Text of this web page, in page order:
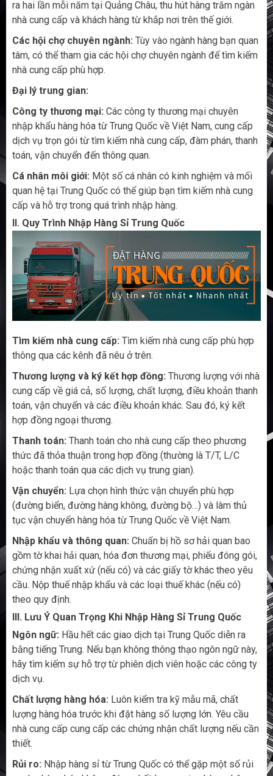
ra hai lần mỗi năm tại Quảng Châu, thu hút hàng trăm ngàn
nhà cung cấp và khách hàng từ khắp nơi trên thế giới.
Các hội chợ chuyên ngành: Tùy vào ngành hàng bạn quan
tâm, có thể tham gia các hội chợ chuyên ngành để tìm kiếm
nhà cung cấp phù hợp.
Đại lý trung gian:
Công ty thương mại: Các công ty thương mại chuyên
nhập khẩu hàng hóa từ Trung Quốc về Việt Nam, cung cấp
dịch vụ trọn gói từ tìm kiếm nhà cung cấp, đàm phán, thanh
toán, vận chuyển đến thông quan.
Cá nhân môi giới: Một số cá nhân có kinh nghiệm và mối
quan hệ tại Trung Quốc có thể giúp bạn tìm kiếm nhà cung
cấp và hỗ trợ trong quá trình nhập hàng.
II. Quy Trình Nhập Hàng Sỉ Trung Quốc
Tìm kiếm nhà cung cấp: Tìm kiếm nhà cung cấp phù hợp
thông qua các kênh đã nêu ở trên.
Thương lượng và ký kết hợp đồng: Thương lượng với nhà
cung cấp về giá cả, số lượng, chất lượng, điều khoản thanh
toán, vận chuyển và các điều khoản khác. Sau đó, ký kết
hợp đồng ngoại thương.
Thanh toán: Thanh toán cho nhà cung cấp theo phương
thức đã thỏa thuận trong hợp đồng (thường là T/T, L/C
hoặc thanh toán qua các dịch vụ trung gian).
Vận chuyển: Lựa chọn hình thức vận chuyển phù hợp
(đường biển, đường hàng không, đường bộ…) và làm thủ
tục vận chuyển hàng hóa từ Trung Quốc về Việt Nam.
Nhập khẩu và thông quan: Chuẩn bị hồ sơ hải quan bao
gồm tờ khai hải quan, hóa đơn thương mại, phiếu đóng gói,
chứng nhận xuất xứ (nếu có) và các giấy tờ khác theo yêu
cầu. Nộp thuế nhập khẩu và các loại thuế khác (nếu có)
theo quy định.
III. Lưu Ý Quan Trọng Khi Nhập Hàng Sỉ Trung Quốc
Ngôn ngữ: Hầu hết các giao dịch tại Trung Quốc diễn ra
bằng tiếng Trung. Nếu bạn không thông thạo ngôn ngữ này,
hãy tìm kiếm sự hỗ trợ từ phiên dịch viên hoặc các công ty
dịch vụ.
Chất lượng hàng hóa: Luôn kiểm tra kỹ mẫu mã, chất
lượng hàng hóa trước khi đặt hàng số lượng lớn. Yêu cầu
nhà cung cấp cung cấp các chứng nhận chất lượng nếu cần
thiết.
Rủi ro: Nhập hàng sỉ từ Trung Quốc có thể gặp một số rủi